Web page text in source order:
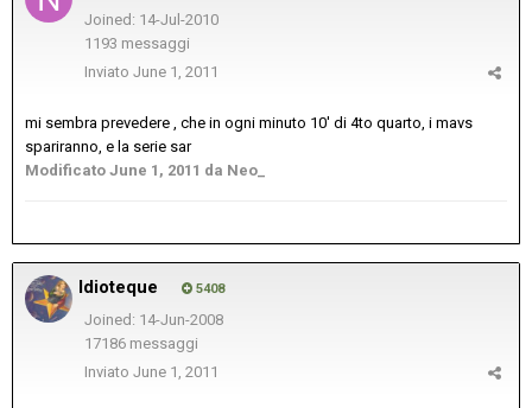
Joined: 14-Jul-2010
1193 messaggi
Inviato June 1, 2011
mi sembra prevedere , che in ogni minuto 10' di 4to quarto, i mavs
spariranno, e la serie sar
Modificato June 1, 2011 da Neo_
Idioteque 5408
Joined: 14-Jun-2008
17186 messaggi
Inviato June 1, 2011